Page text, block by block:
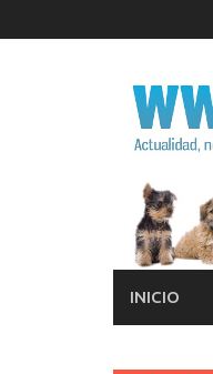
al
INICIO